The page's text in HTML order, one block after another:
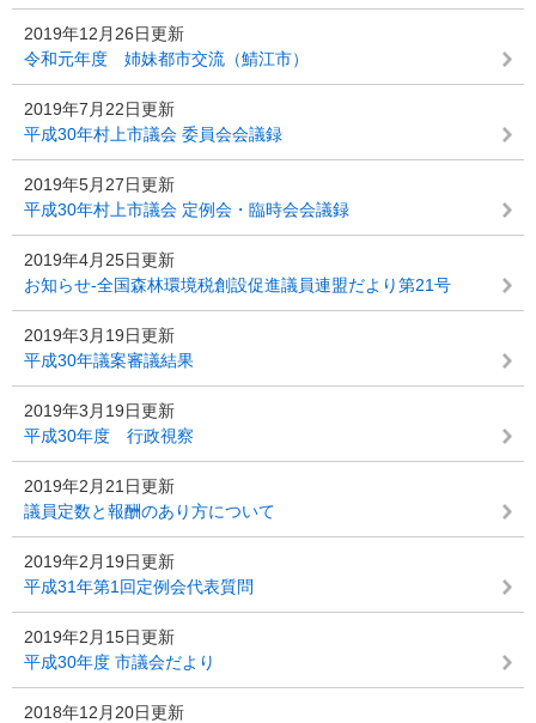
2019年12月26日更新
令和元年度 姉妹都市交流（鯖江市）
2019年7月22日更新
平成30年村上市議会 委員会会議録
2019年5月27日更新
平成30年村上市議会 定例会・臨時会会議録
2019年4月25日更新
お知らせ-全国森林環境税創設促進議員連盟だより第21号
2019年3月19日更新
平成30年議案審議結果
2019年3月19日更新
平成30年度 行政視察
2019年2月21日更新
議員定数と報酬のあり方について
2019年2月19日更新
平成31年第1回定例会代表質問
2019年2月15日更新
平成30年度 市議会だより
2018年12月20日更新